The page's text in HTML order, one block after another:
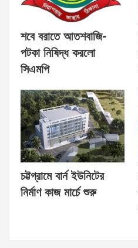
শবে বরাতে আতশবাজি-
পটকা নিষিদ্ধ করলো
সিএমপি
চট্টগ্রামে বার্ন ইউনিটের
নির্মাণ কাজ মার্চে শুরু